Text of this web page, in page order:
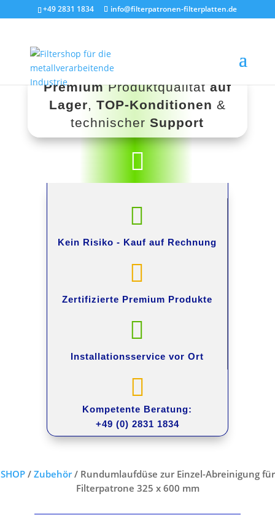
+49 2831 1834 info@filterpatronen-filterplatten.de
Premium Produktqualitätauf
Lager, TOP-Konditionen &
technischer Support


Kein Risiko - Kauf auf Rechnung

Zertifizierte Premium Produkte

Installationsservice vor Ort

Kompetente Beratung:
+49 (0) 2831 1834
SHOP/ Zubehör/ Rundumlaufdüse zur Einzel-Abreinigung für
Filterpatrone 325 x 600 mm